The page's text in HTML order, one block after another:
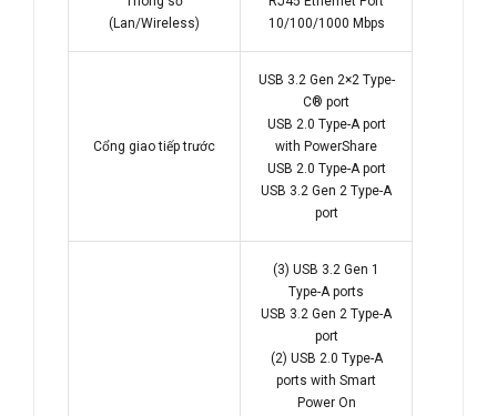
(Lan/Wireless)
10/100/1000 Mbps
Cổng giao tiếp trước
USB 3.2 Gen 2×2 Type-
C® port
USB 2.0 Type-A port
with PowerShare
USB 2.0 Type-A port
USB 3.2 Gen 2 Type-A
port
(3) USB 3.2 Gen 1
Type-A ports
USB 3.2 Gen 2 Type-A
port
(2) USB 2.0 Type-A
ports with Smart
Power On